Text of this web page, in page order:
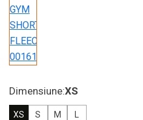
Dimensiune:XS
XS S M L